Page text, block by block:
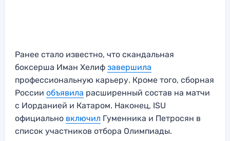
Ранее стало известно, что скандальная
боксерша Иман Хелиф завершила
профессиональную карьеру. Кроме того, сборная
России объявила расширенный состав на матчи
с Иорданией и Катаром. Наконец, ISU
официально включил Гуменника и Петросян в
список участников отбора Олимпиады.